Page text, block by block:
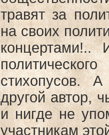
травят за
на своих
концертами!..
стихопусов.
другой автор,
и нигде не
участникам